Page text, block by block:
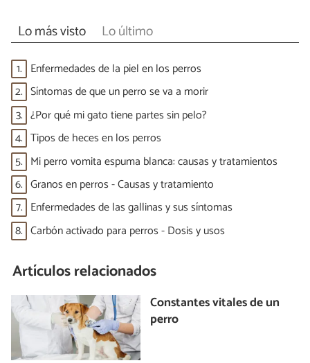
Lo más visto Lo último
1. Enfermedades de la piel en los perros
2. Síntomas de que un perro se va a morir
3. ¿Por qué mi gato tiene partes sin pelo?
4. Tipos de heces en los perros
5. Mi perro vomita espuma blanca: causas y tratamientos
6. Granos en perros - Causas y tratamiento
7. Enfermedades de las gallinas y sus síntomas
8. Carbón activado para perros - Dosis y usos
Artículos relacionados
Constantes vitales de un
perro